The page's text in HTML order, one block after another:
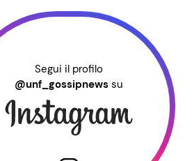
Segui il profilo
@unf_gossipnews su